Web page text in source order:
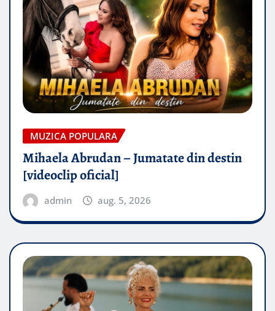
MUZICA POPULARA
Mihaela Abrudan – Jumatate din destin
[videoclip oficial]
admin aug. 5, 2026